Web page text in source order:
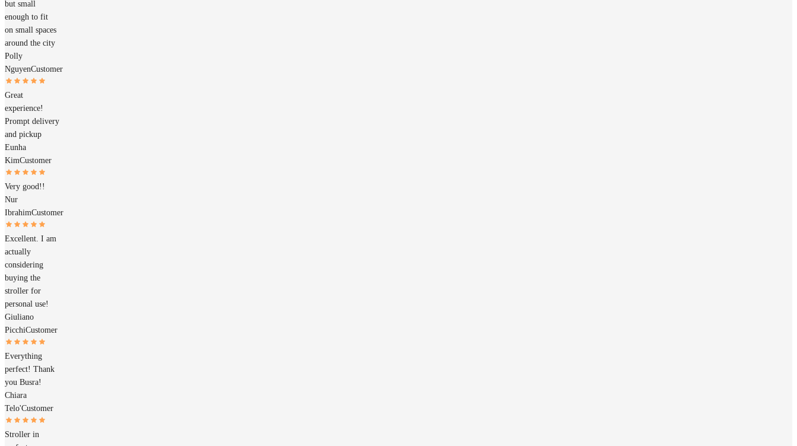
but small
enough to fit
on small spaces
around the city
Polly
NguyenCustomer
Great
experience!
Prompt delivery
and pickup
Eunha
KimCustomer
Very good!!
Nur
IbrahimCustomer
Excellent. I am
actually
considering
buying the
stroller for
personal use!
Giuliano
PicchiCustomer
Everything
perfect! Thank
you Busra!
Chiara
Telo'Customer
Stroller in